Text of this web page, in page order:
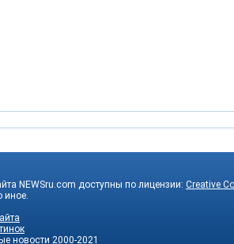
NEWSru.com доступны по лицензии: Creative
иное.
новости 2000-2021